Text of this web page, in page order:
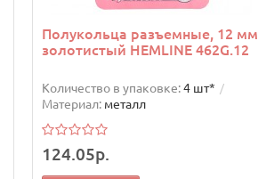
Полукольца разъемные, 12 мм
золотистый HEMLINE 462G.12
Количество в упаковке:4 шт*
Материал: металл
124.05р.